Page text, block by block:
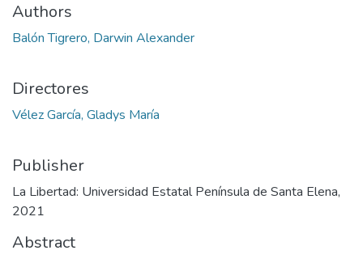
Authors
Balón Tigrero, Darwin Alexander
Directores
Vélez García, Gladys María
Publisher
La Libertad: Universidad Estatal Península de Santa Elena,
2021
Abstract